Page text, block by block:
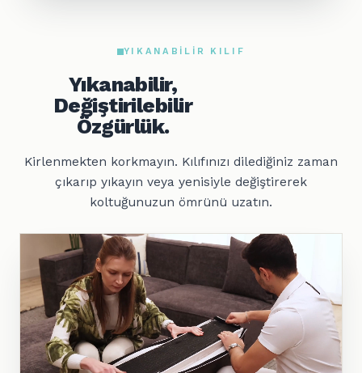
YIKANABILIR KILIF
Yıkanabilir,
Değiştirilebilir
Özgürlük.
Kirlenmekten korkmayın. Kılıfınızı dilediğiniz zaman
çıkarıp yıkayın veya yenisiyle değiştirerek
koltuğunuzun ömrünü uzatın.